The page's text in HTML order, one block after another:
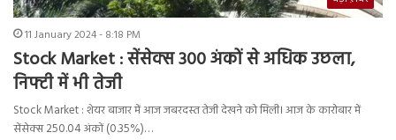
11 January 2024 - 8:18 PM
Stock Market : सेंसेक्स 300 अंकों से अधिक उछला,
निफ्टी में भी तेजी
Stock Market : शेयर बाजार में आज जबरदस्त तेजी देखने को मिली। आज के कारोबार में
सेंसेक्स 250.04 अंकों (0.35%)…